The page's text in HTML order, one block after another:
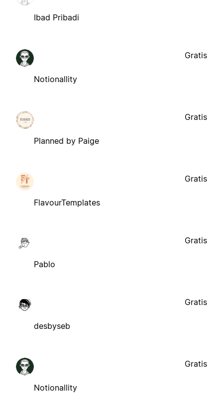
Ibad Pribadi
Notionallity
Gratis
Planned by Paige
Gratis
FlavourTemplates
Gratis
Pablo
Gratis
desbyseb
Gratis
Notionallity
Gratis